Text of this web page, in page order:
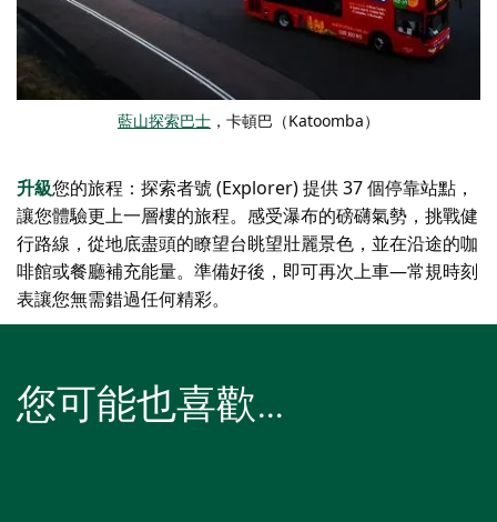
藍山探索巴士 ，卡頓巴（Katoomba）
升級您的旅程：探索者號 (Explorer) 提供 37 個停靠站點，
讓您體驗更上一層樓的旅程。感受瀑布的磅礴氣勢，挑戰健
行路線，從地底盡頭的瞭望台眺望壯麗景色，並在沿途的咖
啡館或餐廳補充能量。準備好後，即可再次上車—常規時刻
表讓您無需錯過任何精彩。
您可能也喜歡…